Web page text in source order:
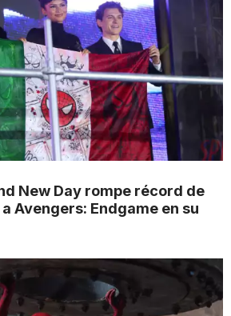
New Day rompe récord de
Avengers: Endgame en su